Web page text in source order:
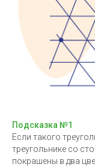
Подсказка №1
Если такого
треугольнике со
покрашены в два